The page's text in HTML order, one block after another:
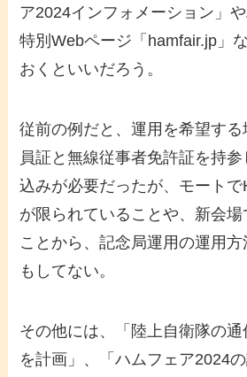
ア2024インフォメーション」
特別Webページ「hamfair.jp」
おくといいだろう。
従前の例だと、運用を希望す
員証と無線従事者免許証を持
込みが必要だったが、モート
が限られていることや、新会
ことから、記念局運用の運用
もしてない。
その他には、「陸上自衛隊の
を計画」、「ハムフェア2024